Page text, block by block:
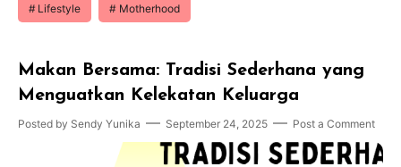
Lifestyle Motherhood
Makan Bersama: Tradisi Sederhana yang
Menguatkan Kelekatan Keluarga
Posted by Sendy Yunika September 24, 2025 Post a Comment